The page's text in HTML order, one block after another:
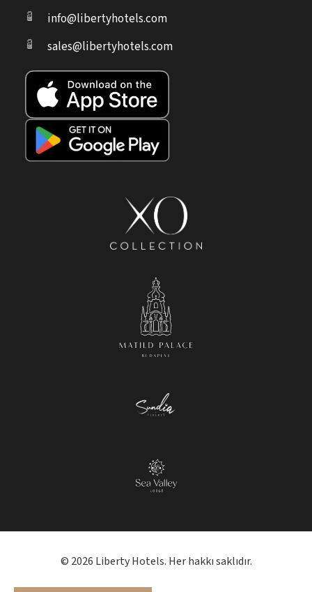
info@libertyhotels.com
sales@libertyhotels.com
© 2026 Liberty Hotels. Her hakkı saklıdır.